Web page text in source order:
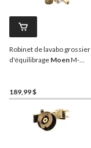
Robinet de lavabo grossier
d'équilibrage MoenM-
189,99 $